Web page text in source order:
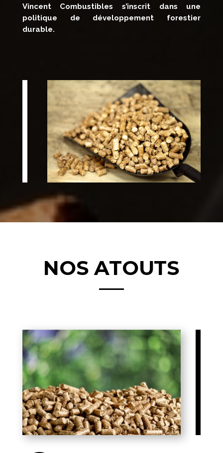
Vincent Combustibles s’inscrit dans une
politique de développement forestier
durable.
NOS ATOUTS